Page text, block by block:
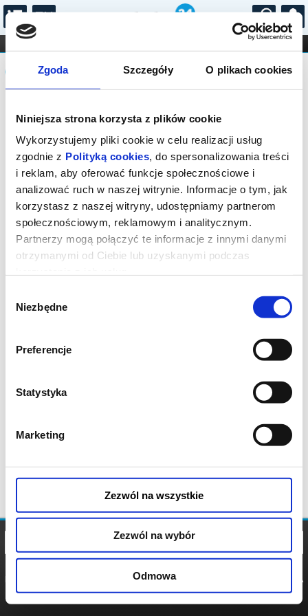
Zgoda Szczegóły O plikach cookies
Niniejsza strona korzysta z plików cookie
Wykorzystujemy pliki cookie w celu realizacji usług
zgodnie z Polityką cookies, do spersonalizowania treści
i reklam, aby oferować funkcje społecznościowe i
analizować ruch w naszej witrynie. Informacje o tym, jak
korzystasz z naszej witryny, udostępniamy partnerom
społecznościowym, reklamowym i analitycznym.
Partnerzy mogą połączyć te informacje z innymi danymi
otrzymanymi od Ciebie lub uzyskanymi podczas
zgody
Niezbędne
Preferencje
Statystyka
Marketing
Zezwól na wszystkie
Zezwól na wybór
Odmowa
...
FILHARMONIA OPERA I BALET
STAND-UP
DLA DZIECI
Komunikat
Sprzedaż on-line została zakończona,
sprawdź dostępność biletów w kasie.
POLITYKA
POLITYKA